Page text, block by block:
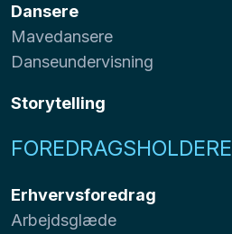
Dansere
Mavedansere
Danseundervisning
Storytelling
FOREDRAGSHOLDERE
Erhvervsforedrag
Arbejdsglæde